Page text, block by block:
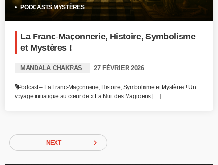
PODCASTS MYSTÈRES
La Franc-Maçonnerie, Histoire, Symbolisme
et Mystères !
MANDALA CHAKRAS 27 FÉVRIER 2026
🎙️Podcast – La Franc-Maçonnerie, Histoire, Symbolisme et Mystères ! Un
voyage initiatique au cœur de « La Nuit des Magiciens […]
NEXT navigate_next